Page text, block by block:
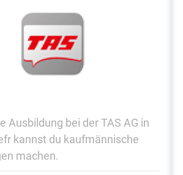
Ausbildung bei der TAS AG in
kannst du kaufmännische
machen.